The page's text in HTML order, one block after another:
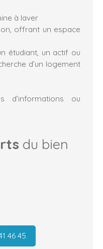
à laver
offrant un espace
étudiant, un actif ou
d’un logement
d’informations ou
du bien
46 45